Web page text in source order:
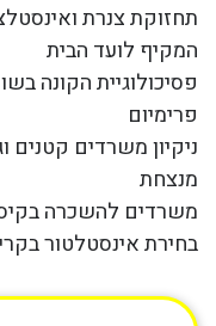
תחזוקת צנרת
המקיף לועד הבית
פסיכולוגיית הקונה
פרימיום
ניקיון משרדים קטנים
מנצחת
משרדים להשכרה
בחירת אינסטלטור בקרית גת: 6 דברים שלא